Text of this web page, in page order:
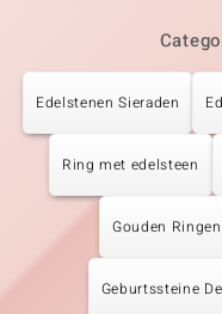
Edelstenen Sieraden
Ring met edelsteen
Gouden
Geburtssteine